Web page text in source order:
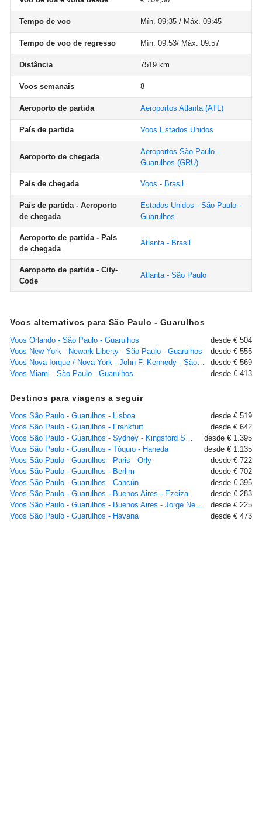
Tempo de voo Mín. 09:35 / Máx. 09:45
Tempo de voo de regresso Mín. 09:53/ Máx. 09:57
Distância 7519 km
Voos semanais 8
Aeroporto de partida Aeroportos Atlanta(ATL)
País de partida Voos Estados Unidos
Aeroporto de chegada
Aeroportos São Paulo -
Guarulhos (GRU)
País de chegada Voos - Brasil
País de partida - Aeroporto
de chegada
Estados Unidos - São Paulo -
Guarulhos
Aeroporto de partida - País
de chegada
Atlanta - Brasil
Aeroporto de partida - City-
Code
Atlanta - São Paulo
Voos alternativos para São Paulo - Guarulhos
Voos Orlando - São Paulo - Guarulhos
desde € 504
Voos New York - Newark Liberty - São Paulo - Guarulhos
desde € 555
Voos Nova Iorque / Nova York - John F. Kennedy - São Paulo - Guarulhos
desde € 569
Voos Miami - São Paulo - Guarulhos
desde € 413
Destinos para viagens a seguir
Voos São Paulo - Guarulhos - Lisboa
desde € 519
Voos São Paulo - Guarulhos - Frankfurt
desde € 642
Voos São Paulo - Guarulhos - Sydney - Kingsford Smith
desde € 1.395
Voos São Paulo - Guarulhos - Tóquio - Haneda
desde € 1.135
Voos São Paulo - Guarulhos - Paris - Orly
desde € 722
Voos São Paulo - Guarulhos - Berlim
desde € 702
Voos São Paulo - Guarulhos - Cancún
desde € 395
Voos São Paulo - Guarulhos - Buenos Aires - Ezeiza
desde € 283
Voos São Paulo - Guarulhos - Buenos Aires - Jorge Newbery
desde € 225
Voos São Paulo - Guarulhos - Havana
desde € 473